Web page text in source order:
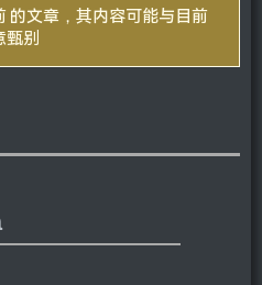
的文章，其内容可能与目前
别